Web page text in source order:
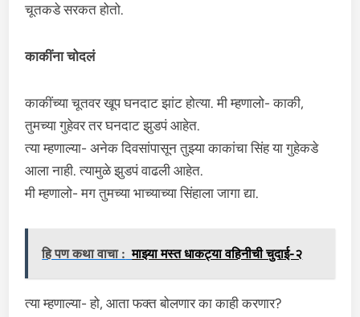
चूतकडे सरकत होतो.
काकींना चोदलं
काकींच्या चूतवर खूप घनदाट झांट होत्या. मी म्हणालो- काकी,
तुमच्या गुहेवर तर घनदाट झुडपं आहेत.
त्या म्हणाल्या- अनेक दिवसांपासून तुझ्या काकांचा सिंह या गुहेकडे
आला नाही. त्यामुळे झुडपं वाढली आहेत.
मी म्हणालो- मग तुमच्या भाच्याच्या सिंहाला जागा द्या.
हि पण कथा वाचा : माझ्या मस्त धाकट्या वहिनीची चुदाई-२
त्या म्हणाल्या- हो, आता फक्त बोलणार का काही करणार?